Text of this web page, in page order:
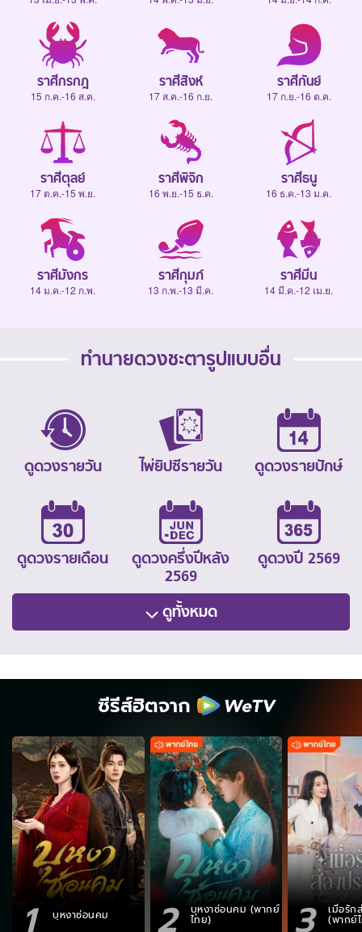
ราศีกรกฎ
15 ก.ค.-16 ส.ค.
ราศีสิงห์
17 ส.ค.-16 ก.ย.
ราศีกันย์
17 ก.ย.-16 ต.ค.
ราศีตุลย์
17 ต.ค.-15 พ.ย.
ราศีพิจิก
16 พ.ย.-15 ธ.ค.
ราศีธนู
16 ธ.ค.-13 ม.ค.
ราศีมังกร
14 ม.ค.-12 ก.พ.
ราศีกุมภ์
13 ก.พ.-13 มี.ค.
ราศีมีน
14 มี.ค.-12 เม.ย.
ทำนายดวงชะตารูปแบบอื่น
ดูดวงรายวัน ไพ่ยิปซีรายวัน ดูดวงรายปักษ์
ดูดวงรายเดือน
ดูดวงครึ่งปีหลัง
2569
ดูดวงปี 2569
ดูทั้งหมด
ซีรีส์ฮิตจาก
1 บุหงาซ่อนคม 2 บุหงาซ่อนคม (พากย์
ไทย) 3 เมื่อรัก
(พากย์